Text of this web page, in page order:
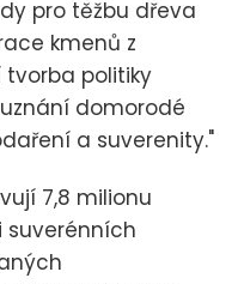
pro těžbu dřeva
kmenů z
tvorba politiky
domorodé
a suverenity."
7,8 milionu
suverénních